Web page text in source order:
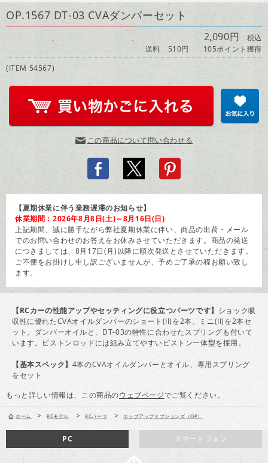
OP.1567 DT-03 CVAダンパーセット
2,090円 税込
送料 510円
105ポイント獲得
(ITEM 54567)
この商品について問い合わせる
【夏期休業に伴う業務遅滞のお知らせ】
休業期間：2026年8月8日(土)～8月16日(日)
上記期間、誠に勝手ながら弊社夏期休業に伴い、商品の出荷・メール
でのお問い合わせのお答えをお休みさせていただきます。商品の発送
につきましては、8月17日(月)以降に順次発送とさせていただきます。
ご不便をお掛けし申し訳ございませんが、予めご了承の程お願い致し
ます。
【RCカーの性能アップやセッティングに役立つパーツです】 ショック吸
収性に優れたCVAオイルダンパーのショート(II)を2本、ミニ(II)を2本セ
ット。ダンパーオイルと、DT-03の特性に合わせたスプリングも付いて
います。ピストンロッドには組み立てやすいピストン一体型を採用。
【基本スペック】 4本のCVAオイルダンパーとオイル、専用スプリング
をセット
もっと詳しい情報は、この商品のウェブページでご覧ください。
ホーム > RCモデル > RCパーツ > ホップアップオプションズ（OP）
スマートフォン
PC